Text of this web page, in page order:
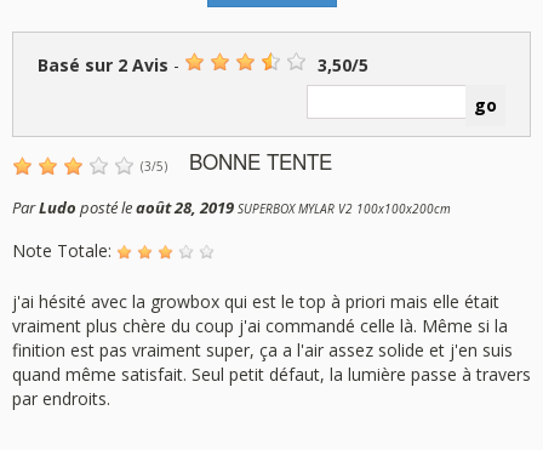
Basé sur 2 Avis - 3,50/5
(3/5) BONNE TENTE
ParLudo posté leaoût 28, 2019 SUPERBOX MYLAR V2 100x100x200cm
Note Totale:
j'ai hésité avec la growbox qui est le top à priori mais elle était
vraiment plus chère du coup j'ai commandé celle là. Même si la
finition est pas vraiment super, ça a l'air assez solide et j'en suis
quand même satisfait. Seul petit défaut, la lumière passe à travers
par endroits.